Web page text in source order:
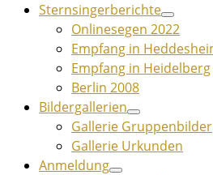
Sternsingerberichte
Onlinesegen 2022
Empfang in
Empfang in Heidelberg
Berlin 2008
Bildergallerien
Gallerie Gruppenbilder
Gallerie Urkunden
Anmeldung